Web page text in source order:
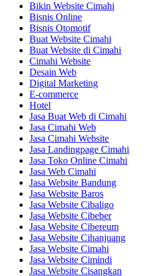
Bikin Website Cimahi
Bisnis Online
Bisnis Otomotif
Buat Website Cimahi
Buat Website di Cimahi
Cimahi Website
Desain Web
Digital Marketing
E-commerce
Hotel
Jasa Buat Web di Cimahi
Jasa Cimahi Web
Jasa Cimahi Website
Jasa Landingpage Cimahi
Jasa Toko Online Cimahi
Jasa Web Cimahi
Jasa Website Bandung
Jasa Website Baros
Jasa Website Cibaligo
Jasa Website Cibeber
Jasa Website Cibereum
Jasa Website Cihanjuang
Jasa Website Cimahi
Jasa Website Cimindi
Jasa Website Cisangkan